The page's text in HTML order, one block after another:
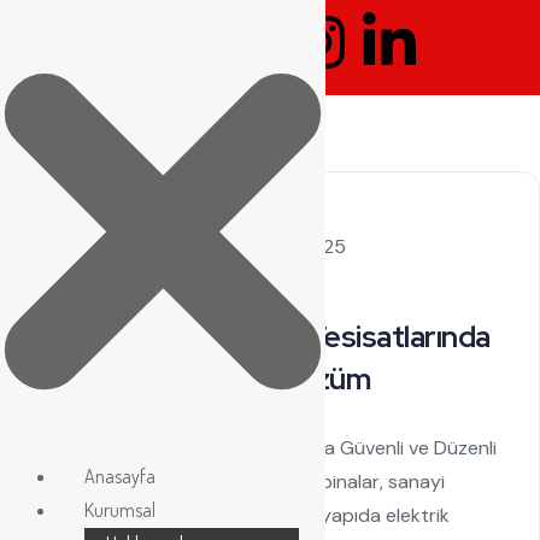
by admin
Ekim 24, 2025
Kablo Kanalı
Kablo Tavası: Elektrik Tesisatlarında
Güvenli ve Düzenli Çözüm
Kablo Tavası: Elektrik Tesisatlarında Güvenli ve Düzenli
Çözüm Günümüzde büyük ölçekli binalar, sanayi
tesisleri ve ofis alanları gibi birçok yapıda elektrik
Anasayfa
Kurumsal